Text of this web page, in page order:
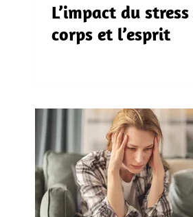
L’impact du
corps et l’esprit